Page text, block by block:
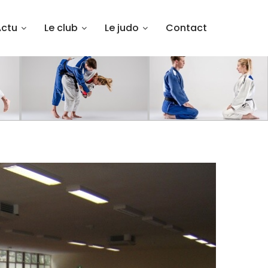
Le club Le judo Contact